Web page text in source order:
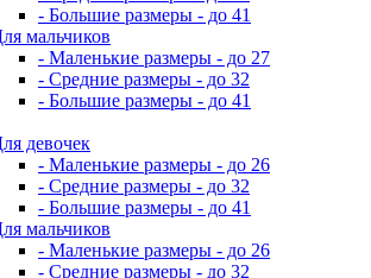
- Большие размеры - до 41
мальчиков
- Маленькие размеры - до 27
- Средние размеры - до 32
- Большие размеры - до 41
девочек
- Маленькие размеры - до 26
- Средние размеры - до 32
- Большие размеры - до 41
мальчиков
- Маленькие размеры - до 26
- Средние размеры - до 32